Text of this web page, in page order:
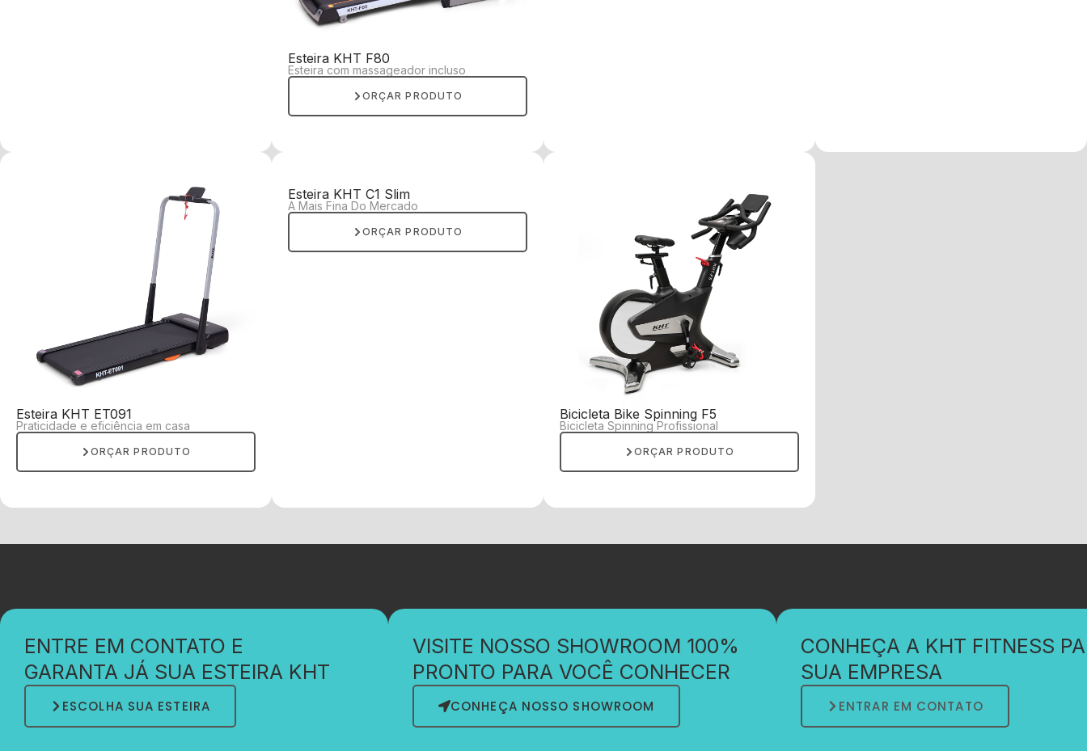
Esteira KHT F80
Esteira com massageador incluso
ORÇAR PRODUTO
Esteira KHT ET091
Praticidade e eficiência em casa
ORÇAR PRODUTO
Esteira KHT C1 Slim
A Mais Fina Do Mercado
ORÇAR PRODUTO
Bicicleta Bike Spinning F5
Bicicleta Spinning Profissional
ORÇAR PRODUTO
ENTRE EM CONTATO E
GARANTA JÁ SUA ESTEIRA KHT
ESCOLHA SUA ESTEIRA
VISITE NOSSO SHOWROOM 100%
PRONTO PARA VOCÊ CONHECER
CONHEÇA NOSSO SHOWROOM
CONHEÇA A KHT FITNESS
SUA EMPRESA
ENTRAR EM CONTATO